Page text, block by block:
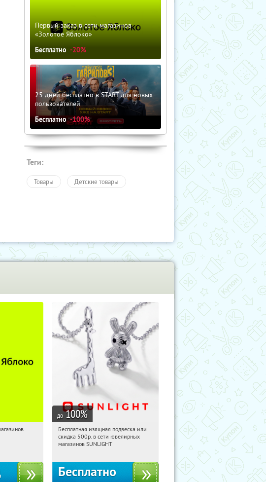
Первый заказ в сети магазинов
«Золотое Яблоко»
Бесплатно -20%
25 дней бесплатно в START для новых
пользователей
Бесплатно -100%
Теги:
Товары Детские товары
первым!
до 100%
07:32:18 Получили:
Россия
Бесплатная изящная подвеска или
скидка 500р. в сети ювелирных
магазинов SUNLIGHT
Бесплатно